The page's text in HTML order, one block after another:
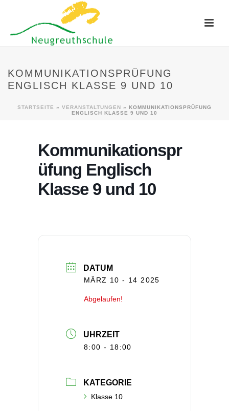
KOMMUNIKATIONSPRÜFUNG
ENGLISCH KLASSE 9 UND 10
STARTSEITE » VERANSTALTUNGEN » KOMMUNIKATIONSPRÜFUNG
ENGLISCH KLASSE 9 UND 10
Kommunikationspr
üfung Englisch
Klasse 9 und 10
DATUM
MÄRZ 10 - 14 2025
Abgelaufen!
UHRZEIT
8:00 - 18:00
KATEGORIE
Klasse 10